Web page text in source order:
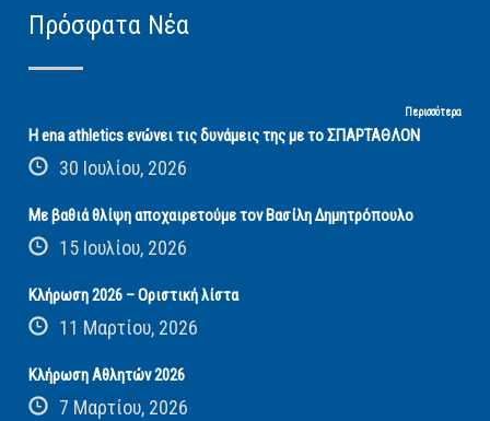
Πρόσφατα Νέα
Περισσότερα
Η ena athletics ενώνει τις δυνάμεις της με το ΣΠΑΡΤΑΘΛΟΝ
30 Ιουλίου, 2026
Με βαθιά θλίψη αποχαιρετούμε τον Βασίλη Δημητρόπουλο
15 Ιουλίου, 2026
Κλήρωση 2026 – Οριστική λίστα
11 Μαρτίου, 2026
Κλήρωση Αθλητών 2026
7 Μαρτίου, 2026